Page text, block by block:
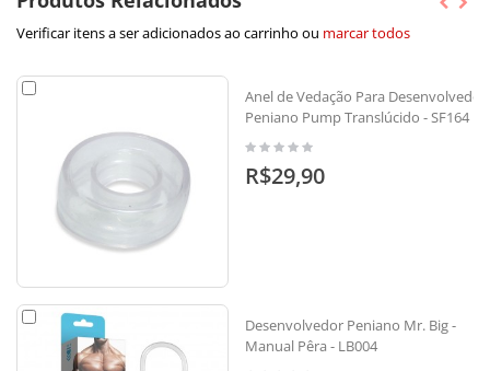
Verificar itens a ser adicionados ao carrinho ou marcar todos
Anel de Vedação Para Desenvolvedor
Peniano Pump Translúcido - SF164
R$29,90
Desenvolvedor Peniano Mr. Big -
Manual Pêra - LB004